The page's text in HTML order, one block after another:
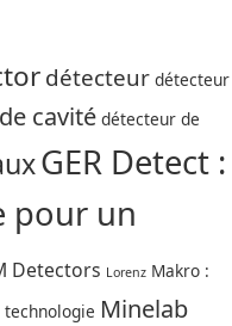
détecteur détecteur
cavité détecteur de
GER Detect :
pour un
Detectors Lorenz Makro :
Minelab